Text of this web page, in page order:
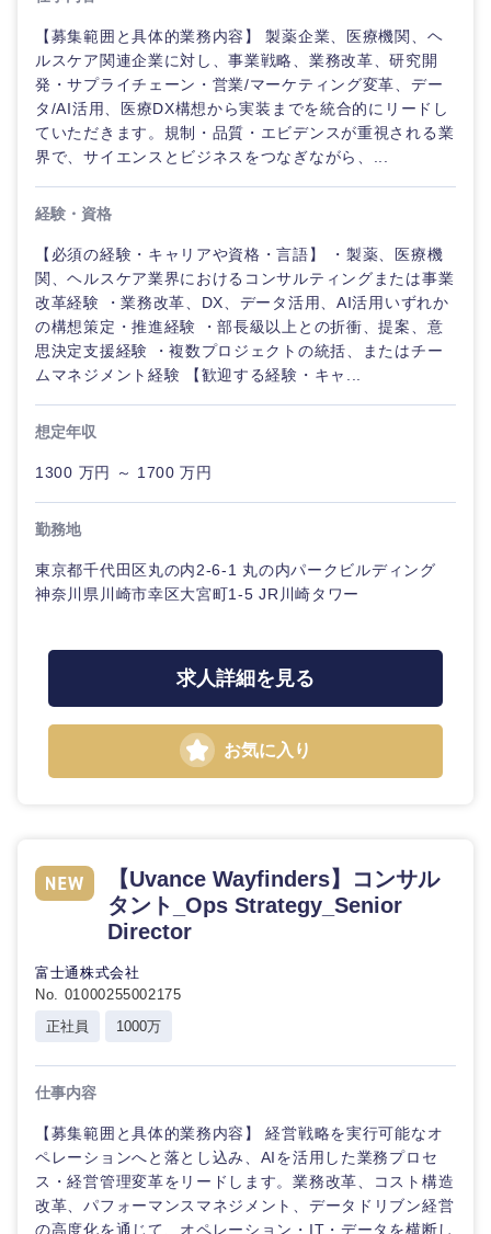
【募集範囲と具体的業務内容】 製薬企業、医療機関、ヘ
ルスケア関連企業に対し、事業戦略、業務改革、研究開
発・サプライチェーン・営業/マーケティング変革、デー
タ/AI活用、医療DX構想から実装までを統合的にリードし
ていただきます。規制・品質・エビデンスが重視される業
界で、サイエンスとビジネスをつなぎながら、...
経験・資格
【必須の経験・キャリアや資格・言語】 ・製薬、医療機
関、ヘルスケア業界におけるコンサルティングまたは事業
改革経験 ・業務改革、DX、データ活用、AI活用いずれか
の構想策定・推進経験 ・部長級以上との折衝、提案、意
思決定支援経験 ・複数プロジェクトの統括、またはチー
ムマネジメント経験 【歓迎する経験・キャ...
想定年収
1300 万円 ～ 1700 万円
勤務地
東京都千代田区丸の内2-6-1 丸の内パークビルディング
神奈川県川崎市幸区大宮町1-5 JR川崎タワー
求人詳細を見る
お気に入り
【Uvance Wayfinders】コンサル
タント_Ops Strategy_Senior
Director
富士通株式会社
No. 01000255002175
正社員
1000万
仕事内容
【募集範囲と具体的業務内容】 経営戦略を実行可能なオ
ペレーションへと落とし込み、AIを活用した業務プロセ
ス・経営管理変革をリードします。業務改革、コスト構造
改革、パフォーマンスマネジメント、データドリブン経営
の高度化を通じて、オペレーション・IT・データを横断し